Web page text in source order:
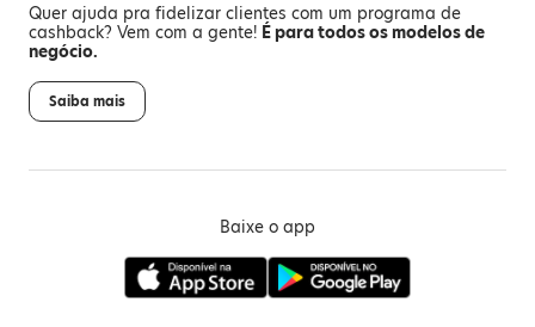
Quer ajuda pra fidelizar clientes com um programa de
cashback? Vem com a gente! É para todos os modelos de
negócio.
Saiba mais
Baixe o app